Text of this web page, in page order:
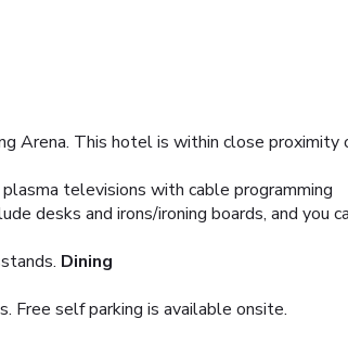
Arena. This hotel is within close proximity
televisions with cable programming
desks and irons/ironing boards, and you
Dining
Free self parking is available onsite.